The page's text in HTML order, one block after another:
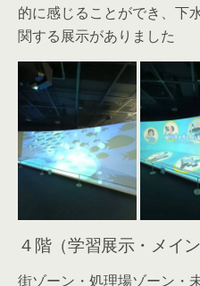
的に感じることができ、下
関する展示がありました
４階（学習展示・メイン
街ゾーン・処理場ゾーン・